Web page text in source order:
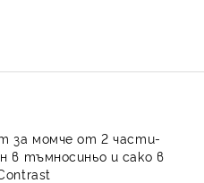
за момче от 2 части-
в тъмносиньо и сако в